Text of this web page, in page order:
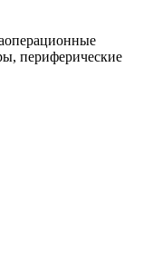
периферические